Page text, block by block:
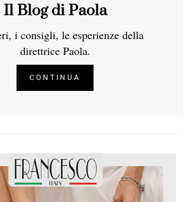
Il Blog di Paola
i consigli, le esperienze della
direttrice Paola.
CONTINUA